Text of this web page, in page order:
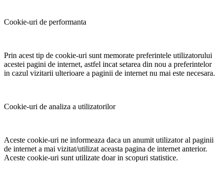
Cookie-uri de performanta
Prin acest tip de cookie-uri sunt memorate preferintele utilizatorului
acestei pagini de internet, astfel incat setarea din nou a preferintelor
in cazul vizitarii ulterioare a paginii de internet nu mai este necesara.
Cookie-uri de analiza a utilizatorilor
Aceste cookie-uri ne informeaza daca un anumit utilizator al paginii
de internet a mai vizitat/utilizat aceasta pagina de internet anterior.
Aceste cookie-uri sunt utilizate doar in scopuri statistice.